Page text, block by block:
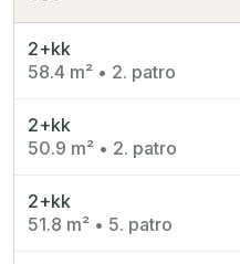
2+kk
58.4 m² • 2. patro
2+kk
50.9 m² • 2. patro
2+kk
51.8 m² • 5. patro